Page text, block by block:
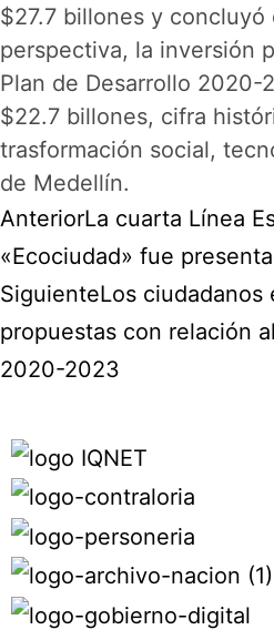
$27.7 billones y concluyó
perspectiva, la inversión
Plan de Desarrollo 2020-
$22.7 billones, cifra
trasformación social,
de Medellín.
AnteriorLa cuarta Línea
«Ecociudad» fue
SiguienteLos ciudadanos
propuestas con relación
2020-2023